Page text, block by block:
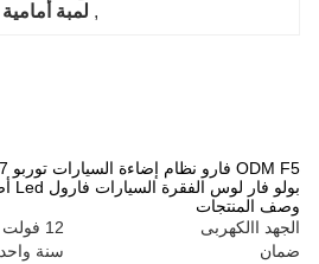
, لمبة أمامية ODM h7
بولو فار لوس الفقرة السيارات فارول Led أضواء السيارة Led رئيس
وصف المنتجات
الجهد االكهربى
12 فولت
ضمان
سنة واحدة